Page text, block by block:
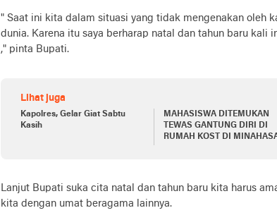
" Saat ini kita dalam situasi yang tidak mengenakan oleh
dunia. Karena itu saya berharap natal dan tahun baru kali
," pinta Bupati.
Lihat juga
Kapolres, Gelar Giat Sabtu
Kasih
MAHASISWA DITEMUKAN
TEWAS GANTUNG DIRI DI
RUMAH KOST DI
Lanjut Bupati suka cita natal dan tahun baru kita harus
kita dengan umat beragama lainnya.